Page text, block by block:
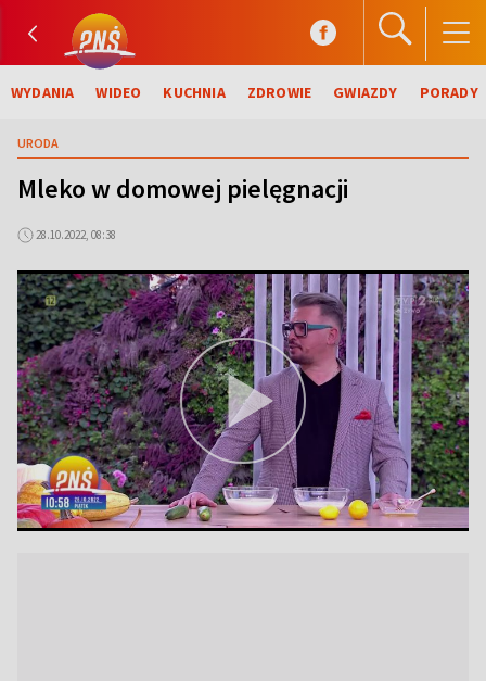
WYDANIA WIDEO KUCHNIA ZDROWIE GWIAZDY PORADY
URODA
Mleko w domowej pielęgnacji
28.10.2022, 08:38